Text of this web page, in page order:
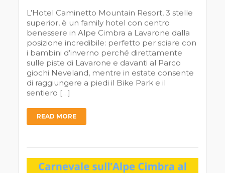
L’Hotel Caminetto Mountain Resort, 3 stelle
superior, è un family hotel con centro
benessere in Alpe Cimbra a Lavarone dalla
posizione incredibile: perfetto per sciare con
i bambini d’inverno perché direttamente
sulle piste di Lavarone e davanti al Parco
giochi Neveland, mentre in estate consente
di raggiungere a piedi il Bike Park e il
sentiero […]
READ MORE